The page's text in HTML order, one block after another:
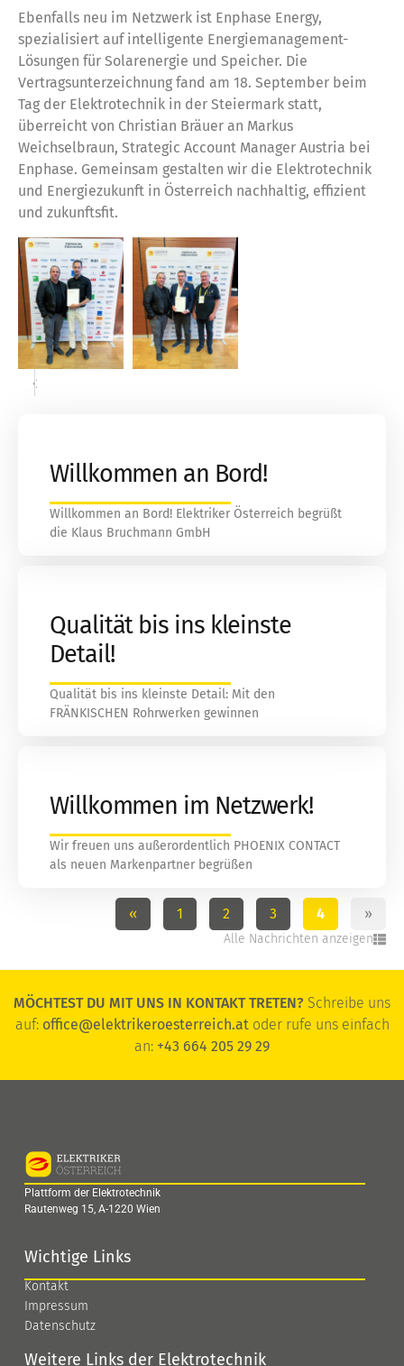
Ebenfalls neu im Netzwerk ist Enphase Energy,
spezialisiert auf intelligente Energiemanagement-
Lösungen für Solarenergie und Speicher. Die
Vertragsunterzeichnung fand am 18. September beim
Tag der Elektrotechnik in der Steiermark statt,
überreicht von Christian Bräuer an Markus
Weichselbraun, Strategic Account Manager Austria bei
Enphase. Gemeinsam gestalten wir die Elektrotechnik
und Energiezukunft in Österreich nachhaltig, effizient
und zukunftsfit.
Willkommen an Bord!
Willkommen an Bord! Elektriker Österreich begrüßt
die Klaus Bruchmann GmbH
Qualität bis ins kleinste
Detail!
Qualität bis ins kleinste Detail: Mit den
FRÄNKISCHEN Rohrwerken gewinnen
Willkommen im Netzwerk!
Wir freuen uns außerordentlich PHOENIX CONTACT
als neuen Markenpartner begrüßen
« 1 2 3 4 »
Alle Nachrichten anzeigen
MÖCHTEST DU MIT UNS IN KONTAKT TRETEN? Schreibe uns
auf: office@elektrikeroesterreich.atoder rufe uns einfach
an: +43 664 205 29 29
Plattform der Elektrotechnik
Rautenweg 15, A-1220 Wien
Wichtige Links
Kontakt
Impressum
Datenschutz
Weitere Links der Elektrotechnik